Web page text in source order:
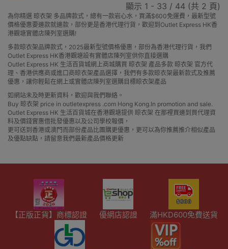
顯示 1 - 33 / 44 (共 2 頁)
為你精選 晾衣架 多品牌款式，總有一款岩心水，買滿$600免運費，最新型號
價格優惠要邊款就邊款，部份更是香港代理行貨，歡迎到Outlet Express HK香
港觀塘實體店陳列室選購!
多款晾衣架品牌款式，2025最新型號價格優惠，部份為香港代理行貨，我們
Outlet Express HK香港觀塘設有實體店陳列室供你直接選購
Outlet Express HK 生活百貨城網上商城購買 晾衣架 產品多款 晾衣架 官方代
理、香港供應商或進口商晾衣架產品選擇，我們有多款晾衣架最新款式及推薦
優惠，讓你輕鬆在網上或實體店陳列室選購目標晾衣架產品
如網站未及時更新資料，歡迎與我們聯絡。
Buy 晾衣架 price in outletexpress .com Hong Kong.In promotion and sale.
Outlet Express HK 生活百貨城在香港觀塘提供 晾衣架 在那裡買邊到買代理資
料及價錢實惠借批發優惠以及公司學校報價，
更可送到香港或澳門而部份產品比團購更優惠，更可以為你推薦推介相似產品
及優點缺點，請留意我們最新產品價格更新
【正版正貨】商標認證 優網店認證 滿HKD600免費送貨